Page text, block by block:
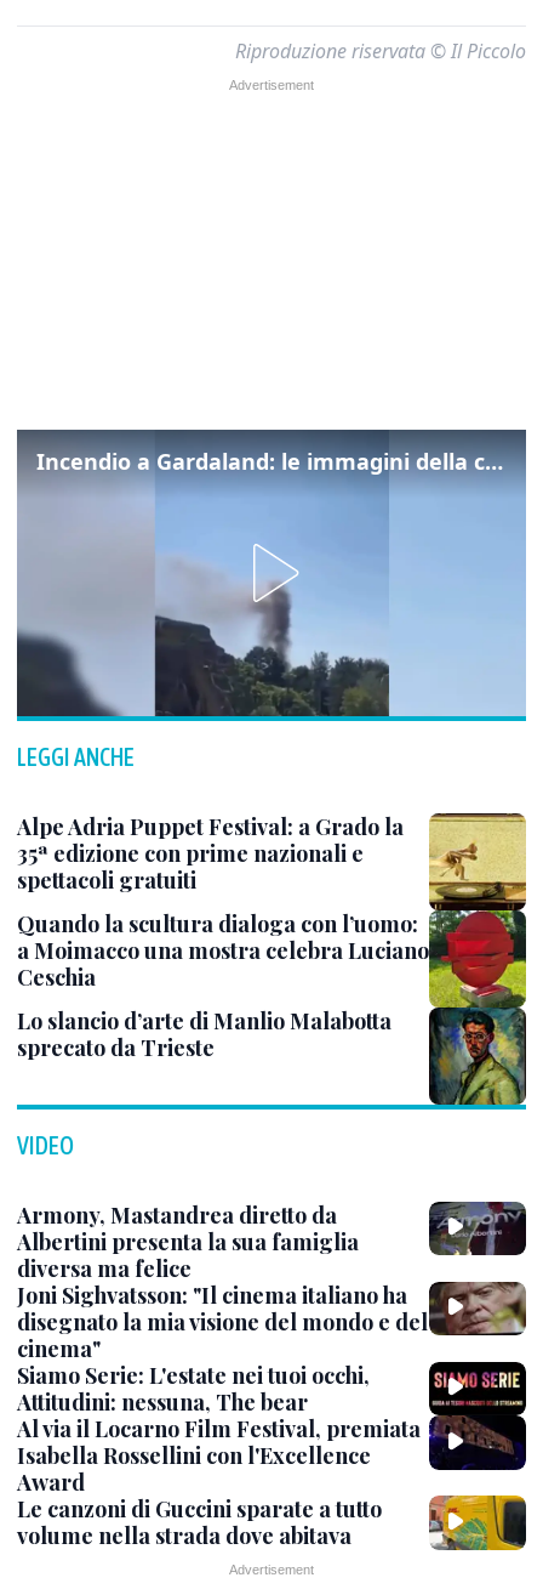
Riproduzione riservata © Il Piccolo
Incendio a Gardaland: le immagini della colonna di fumo
LEGGI ANCHE
Alpe Adria Puppet Festival: a Grado la
35ª edizione con prime nazionali e
spettacoli gratuiti
Quando la scultura dialoga con l’uomo:
a Moimacco una mostra celebra Luciano
Ceschia
Lo slancio d’arte di Manlio Malabotta
sprecato da Trieste
VIDEO
Armony, Mastandrea diretto da
Albertini presenta la sua famiglia
diversa ma felice
Joni Sighvatsson: "Il cinema italiano ha
disegnato la mia visione del mondo e del
cinema"
Siamo Serie: L'estate nei tuoi occhi,
Attitudini: nessuna, The bear
Al via il Locarno Film Festival, premiata
Isabella Rossellini con l'Excellence
Award
Le canzoni di Guccini sparate a tutto
volume nella strada dove abitava